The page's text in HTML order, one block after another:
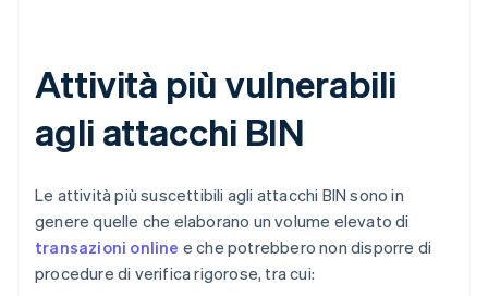
Attività più vulnerabili
agli attacchi BIN
Le attività più suscettibili agli attacchi BIN sono in
genere quelle che elaborano un volume elevato di
transazioni online e che potrebbero non disporre di
procedure di verifica rigorose, tra cui: